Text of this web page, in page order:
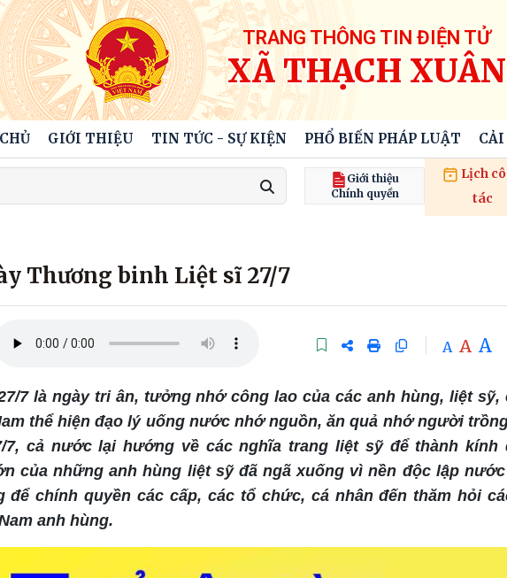
TRANG THÔNG TIN ĐIỆN TỬ
XÃ THẠCH XUÂN
GIỚI THIỆU TIN TỨC - SỰ KIỆN PHỔ BIẾN PHÁP LUẬT
Giới thiệu
Chính quyền
Lịch
tác
Thương binh Liệt sĩ 27/7
A A A
7 là ngày tri ân, tưởng nhớ công lao của các anh hùng, liệt sỹ,
thể hiện đạo lý uống nước nhớ nguồn, ăn quả nhớ người
7, cả nước lại hướng về các nghĩa trang liệt sỹ để thành kính
của những anh hùng liệt sỹ đã ngã xuống vì nền độc lập nước
để chính quyền các cấp, các tổ chức, cá nhân đến thăm hỏi
anh hùng.